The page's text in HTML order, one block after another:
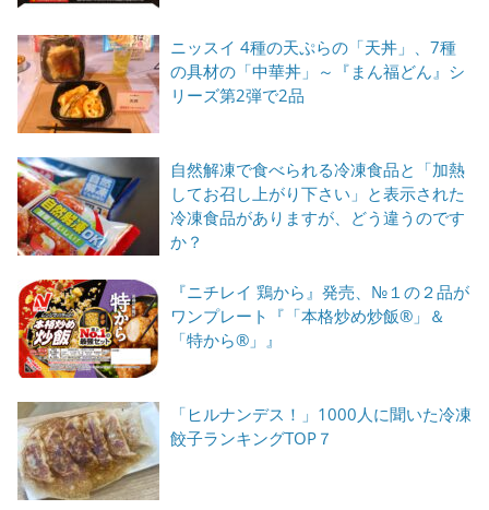
ニッスイ 4種の天ぷらの「天丼」、7種
の具材の「中華丼」～『まん福どん』シ
リーズ第2弾で2品
自然解凍で食べられる冷凍食品と「加熱
してお召し上がり下さい」と表示された
冷凍食品がありますが、どう違うのです
か？
『ニチレイ 鶏から』発売、№１の２品が
ワンプレート『「本格炒め炒飯®」＆
「特から®」』
「ヒルナンデス！」1000人に聞いた冷凍
餃子ランキングTOP７